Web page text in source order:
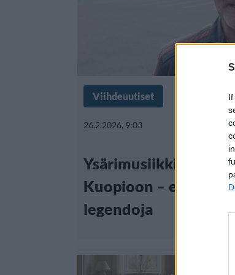
Viihdeuutiset
26.2.2026, 9:03
Ysärimusiikki saa
Kuopioon –
legendoja